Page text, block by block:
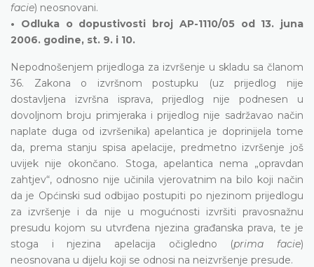
facie) neosnovani.
• Odluka o dopustivosti broj AP-1110/05 od 13. juna
2006. godine, st. 9. i 10.
Nepodnošenjem prijedloga za izvršenje u skladu sa članom
36. Zakona o izvršnom postupku (uz prijedlog nije
dostavljena izvršna isprava, prijedlog nije podnesen u
dovoljnom broju primjeraka i prijedlog nije sadržavao način
naplate duga od izvršenika) apelantica je doprinijela tome
da, prema stanju spisa apelacije, predmetno izvršenje još
uvijek nije okončano. Stoga, apelantica nema „opravdan
zahtjev“, odnosno nije učinila vjerovatnim na bilo koji način
da je Općinski sud odbijao postupiti po njezinom prijedlogu
za izvršenje i da nije u mogućnosti izvršiti pravosnažnu
presudu kojom su utvrđena njezina građanska prava, te je
stoga i njezina apelacija očigledno (prima facie)
neosnovana u dijelu koji se odnosi na neizvršenje presude.